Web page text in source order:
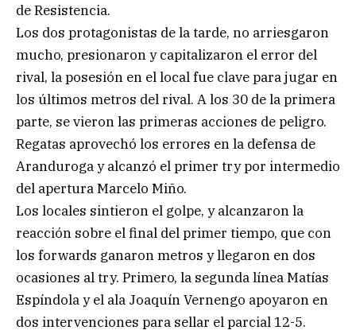
de Resistencia.
Los dos protagonistas de la tarde, no arriesgaron
mucho, presionaron y capitalizaron el error del
rival, la posesión en el local fue clave para jugar en
los últimos metros del rival. A los 30 de la primera
parte, se vieron las primeras acciones de peligro.
Regatas aprovechó los errores en la defensa de
Aranduroga y alcanzó el primer try por intermedio
del apertura Marcelo Miño.
Los locales sintieron el golpe, y alcanzaron la
reacción sobre el final del primer tiempo, que con
los forwards ganaron metros y llegaron en dos
ocasiones al try. Primero, la segunda línea Matías
Espíndola y el ala Joaquín Vernengo apoyaron en
dos intervenciones para sellar el parcial 12-5.